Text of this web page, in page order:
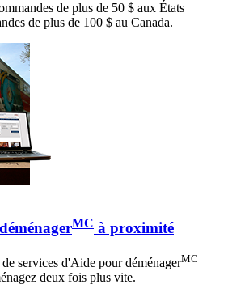
de plus de 50 $ aux États
de plus de 100 $ au Canada.
MC à proximité
services d'Aide pour déménagerMC
deux fois plus vite.